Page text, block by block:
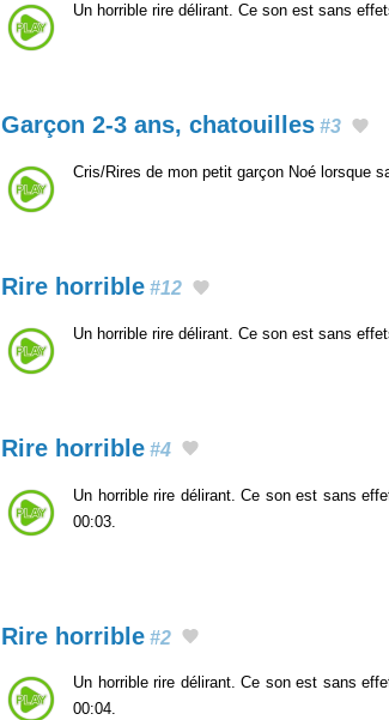
Un horrible rire délirant. Ce son est sans
Garçon 2-3 ans, chatouilles #3
Cris/Rires de mon petit garçon Noé lorsque
Rire horrible #12
Un horrible rire délirant. Ce son est sans
Rire horrible #4
Un horrible rire délirant. Ce son est sans
00:03.
Rire horrible #2
Un horrible rire délirant. Ce son est sans
00:04.